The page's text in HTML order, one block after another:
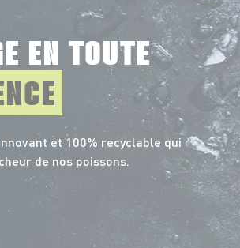
EN TOUTE
et 100% recyclable qui
de nos poissons.